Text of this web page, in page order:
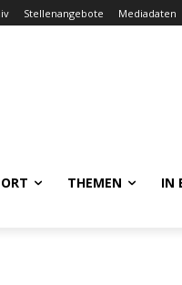
Stellenangebote Mediadaten
THEMEN IN